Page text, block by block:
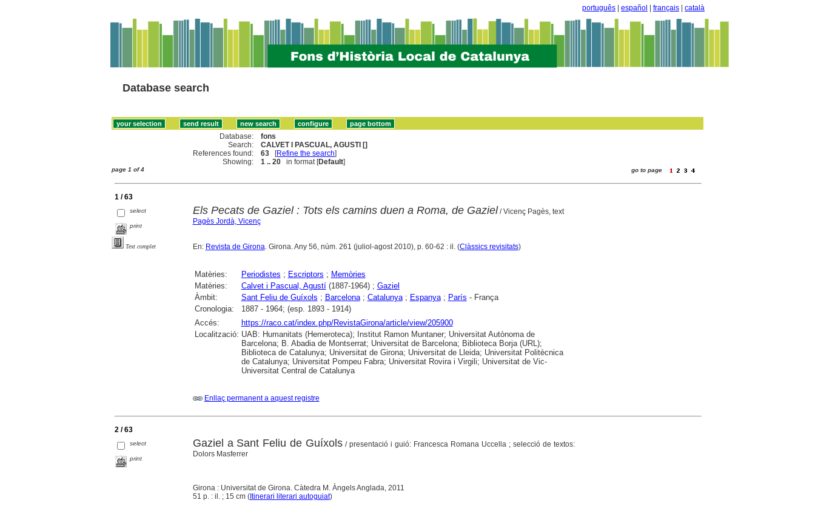
português español français català
Database search
Database:
fons
Search:
CALVET I PASCUAL, AGUSTI []
References found:
63 [Refine the search]
Showing:
1 .. 20 in format [Default]
page 1 of 4 go to page
1 / 63
select
print
Text complet
Els Pecats de Gaziel : Tots els camins duen a Roma, de Gaziel/ Vicenç Pagès, text
Pagès Jordà, Vicenç
En: Revista de Girona. Girona. Any 56, núm. 261 (juliol-agost 2010), p. 60-62 : il. (Clàssics revisitats)
Matèries: Periodistes ; Escriptors ; Memòries
Matèries:
Calvet i Pascual, Agustí(1887-1964) ; Gaziel
Àmbit:
Sant Feliu de Guíxols ; Barcelona; Catalunya; Espanya; París - França
Cronologia:
1887 - 1964; (esp. 1893 - 1914)
Accés:
https://raco.cat/index.php/RevistaGirona/article/view/205900
Localització: UAB: Humanitats (Hemeroteca); Institut Ramon Muntaner; Universitat Autònoma de
Barcelona; B. Abadia de Montserrat; Universitat de Barcelona; Biblioteca Borja (URL);
Biblioteca de Catalunya; Universitat de Girona; Universitat de Lleida; Universitat Politècnica
de Catalunya; Universitat Pompeu Fabra; Universitat Rovira i Virgili; Universitat de Vic-
Universitat Central de Catalunya
Enllaç permanent a aquest registre
2 / 63
select
print
Gaziel a Sant Feliu de Guíxols / presentació i guió: Francesca Romana Uccella ; selecció de textos:
Dolors Masferrer
Girona : Universitat de Girona. Càtedra M. Àngels Anglada, 2011
51 p. : il. ; 15 cm (Itinerari literari autoguiat)